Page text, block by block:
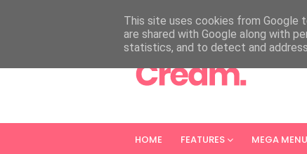
HOME FEATURES MEGA MENU
This site uses cookies from Google
are shared with Google along with
statistics, and to detect and